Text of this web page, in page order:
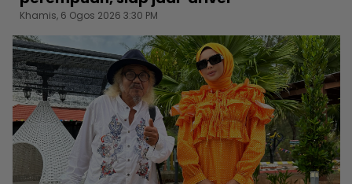
Khamis, 6 Ogos 2026 3:30 PM